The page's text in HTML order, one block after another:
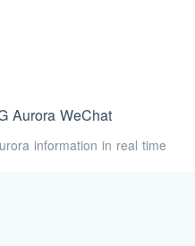
Aurora WeChat
information in real time